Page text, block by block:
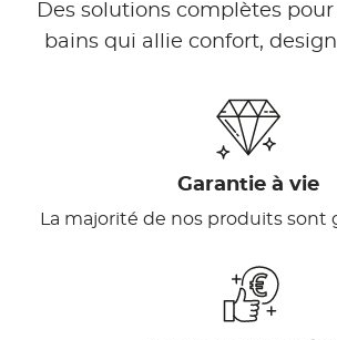
Des solutions complètes
bains qui allie confort,
Garantie à vie
La majorité de nos produits sont